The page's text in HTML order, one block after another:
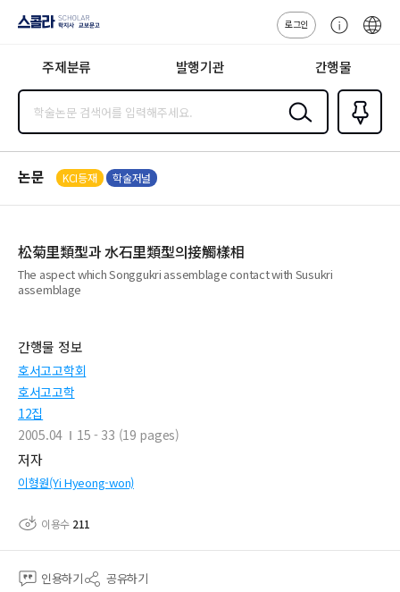
지사·교보문고
로그인
센
주제분류 발행기관 간행물
검색
즐겨찾
기0
논문 KCI등재 학술저널
松菊里類型과 水石里類型의接觸樣相
The aspect which Songgukri assemblage contact with Susukri
assemblage
간행물 정보
호서고고학회
호서고고학
12집
2005.04
15 - 33 (19 pages)
저자
이형원(Yi Hyeong-won)
이용수 211
인용하기 공유하기